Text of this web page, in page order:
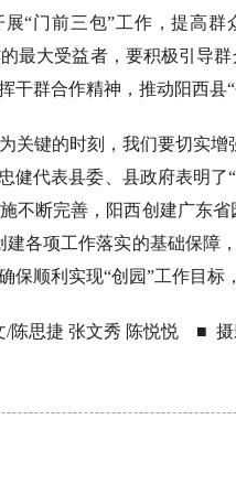
“门前三包”工作，提高
最大受益者，要积极引导
干群合作精神，推动阳西县
为关键的时刻，我们要切实
健代表县委、县政府表明
不断完善，阳西创建广东
建各项工作落实的基础保
保顺利实现“创园”工作目
思捷 张文秀 陈悦悦 ■ 摄